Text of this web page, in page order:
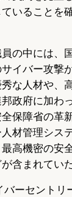
いることを
の中には、
イバー攻撃
な人材や、
政府に加わ
保障省の革
材管理シス
高機密の安
含まれていた
バーセントリ